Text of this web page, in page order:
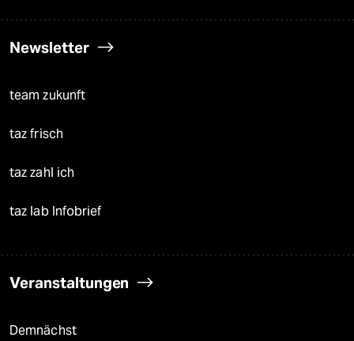
Newsletter
team zukunft
taz frisch
taz zahl ich
taz lab Infobrief
Veranstaltungen
Demnächst